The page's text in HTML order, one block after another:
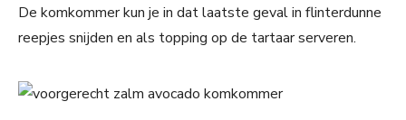
De komkommer kun je in dat laatste geval in flinterdunne
reepjes snijden en als topping op de tartaar serveren.